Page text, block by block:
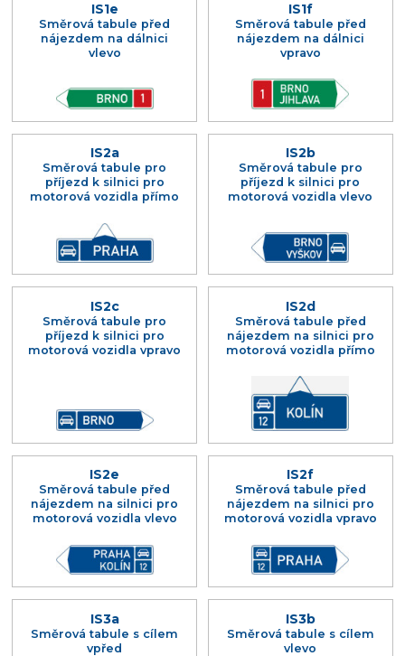
IS1e
Směrová tabule před
nájezdem na dálnici
vlevo
IS1f
Směrová tabule před
nájezdem na dálnici
vpravo
IS2a
Směrová tabule pro
příjezd k silnici pro
motorová vozidla přímo
IS2b
Směrová tabule pro
příjezd k silnici pro
motorová vozidla vlevo
IS2c
Směrová tabule pro
příjezd k silnici pro
motorová vozidla vpravo
IS2d
Směrová tabule před
nájezdem na silnici pro
motorová vozidla přímo
IS2e
Směrová tabule před
nájezdem na silnici pro
motorová vozidla vlevo
IS2f
Směrová tabule před
nájezdem na silnici pro
motorová vozidla vpravo
IS3a
Směrová tabule s cílem
vpřed
IS3b
Směrová tabule s cílem
vlevo